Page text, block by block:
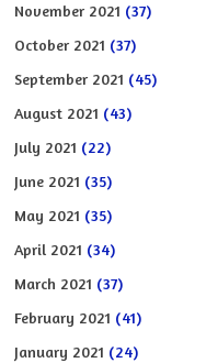
November 2021 (37)
October 2021 (37)
September 2021 (45)
August 2021 (43)
July 2021 (22)
June 2021 (35)
May 2021 (35)
April 2021 (34)
March 2021 (37)
February 2021 (41)
January 2021 (24)